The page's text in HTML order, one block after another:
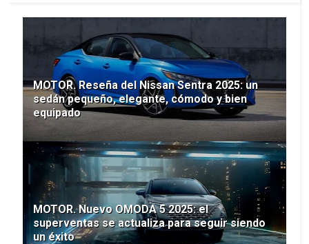
MOTOR. Reseña del Nissan Sentra 2025: un
sedán pequeño, elegante, cómodo y bien
equipado
MOTOR. Nuevo OMODA 5 2025: el
superventas se actualiza para seguir siendo
un éxito